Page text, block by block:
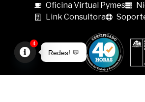
Oficina Virtual Pymes
Link Consultora
Redes! 💬
4